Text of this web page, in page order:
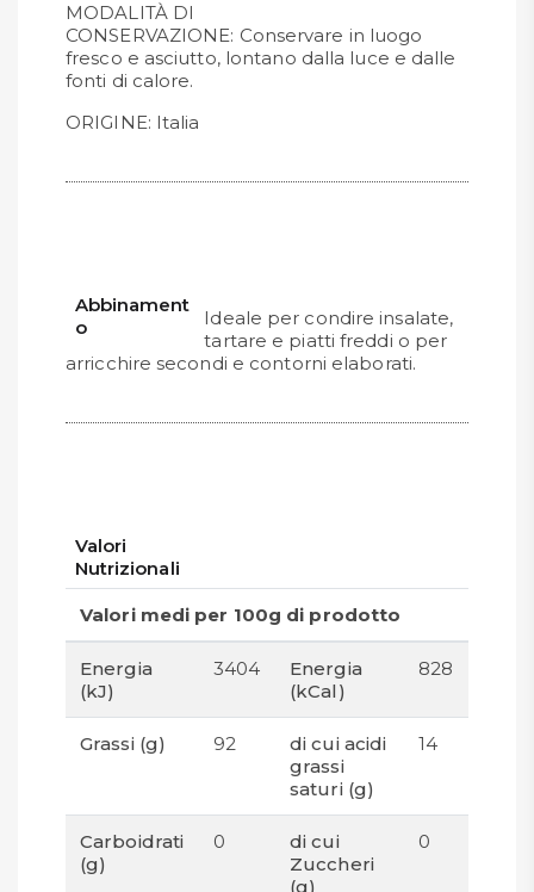
MODALITÀ DI
CONSERVAZIONE: Conservare in luogo
fresco e asciutto, lontano dalla luce e dalle
fonti di calore.
ORIGINE: Italia
Abbinament
o
Ideale per condire insalate,
tartare e piatti freddi o per
arricchire secondi e contorni elaborati.
Valori
Nutrizionali
Valori medi per 100g di prodotto
Energia
(kJ)
3404
Energia
(kCal)
828
Grassi (g) 92
di cui acidi
grassi
saturi (g)
14
Carboidrati
(g)
0
di cui
Zuccheri
(g)
0